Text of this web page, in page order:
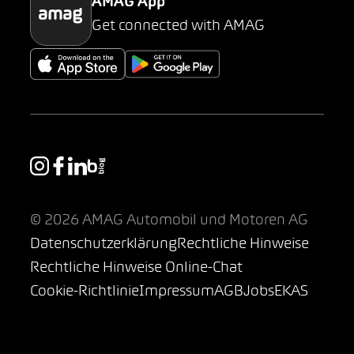
AMAG App
Get connected with AMAG
© 2026 AMAG Automobil und Motoren AG
DatenschutzerklärungRechtliche Hinweise
Rechtliche Hinweise Online-Chat
Cookie-RichtlinieImpressumAGBJobsEKAS